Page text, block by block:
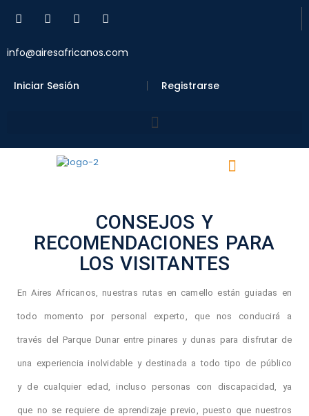
info@airesafricanos.com
Iniciar Sesión Registrarse
CONSEJOS Y
RECOMENDACIONES PARA
LOS VISITANTES
En Aires Africanos, nuestras rutas en camello están guiadas en
todo momento por personal experto, que nos conducirá a
través del Parque Dunar entre pinares y dunas para disfrutar de
una experiencia inolvidable y destinada a todo tipo de público
y de cualquier edad, incluso personas con discapacidad, ya
que no se requiere de aprendizaje previo, puesto que nuestros